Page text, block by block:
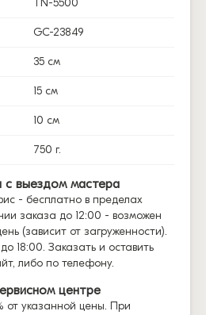
TN-5500
GC-23849
35 см
15 см
10 см
750 г.
с выездом мастера
- бесплатно в пределах
заказа до 12:00 - возможен
(зависит от загруженности).
18:00. Заказать и оставить
либо по телефону.
центре
от указанной цены. При